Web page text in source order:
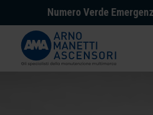
Numero Verde